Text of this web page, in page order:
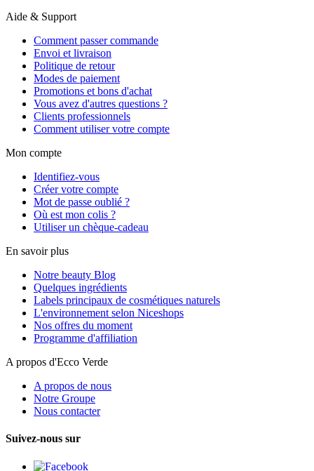
Aide & Support
Comment passer commande
Envoi et livraison
Politique de retour
Modes de paiement
Promotions et bons d'achat
Vous avez d'autres questions ?
Clients professionnels
Comment utiliser votre compte
Mon compte
Identifiez-vous
Créer votre compte
Mot de passe oublié ?
Où est mon colis ?
Utiliser un chèque-cadeau
En savoir plus
Notre beauty Blog
Quelques ingrédients
Labels principaux de cosmétiques naturels
L'environnement selon Niceshops
Nos offres du moment
Programme d'affiliation
A propos d'Ecco Verde
A propos de nous
Notre Groupe
Nous contacter
Suivez-nous sur